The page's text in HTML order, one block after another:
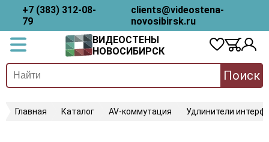
+7 (383) 312-08-
79
clients@videostena-
novosibirsk.ru
ВИДЕОСТЕНЫ
НОВОСИБИРСК
Поиск
Главная Каталог AV-коммутация Удлинители